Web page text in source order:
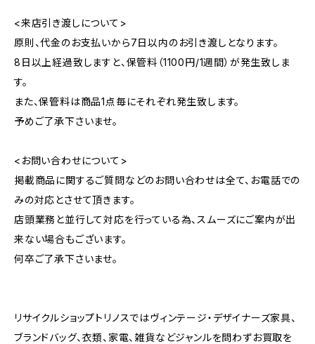
<来店引き渡しについて>
原則、代金のお支払いから7日以内のお引き渡しとなります。
8日以上経過致しますと、保管料（1100円/1週間）が発生致しま
す。
また、保管料は商品1点毎にそれぞれ発生致します。
予めご了承下さいませ。
<お問い合わせについて>
掲載商品に関するご質問などのお問い合わせは全て、お電話での
みの対応とさせて頂きます。
店頭業務と並行して対応を行っている為、スムーズにご案内が出
来ない場合もございます。
何卒ご了承下さいませ。
リサイクルショップトリノスではヴィンテージ・デザイナーズ家具、
ブランドバッグ、衣類、家電、雑貨などジャンルを問わずお買取を